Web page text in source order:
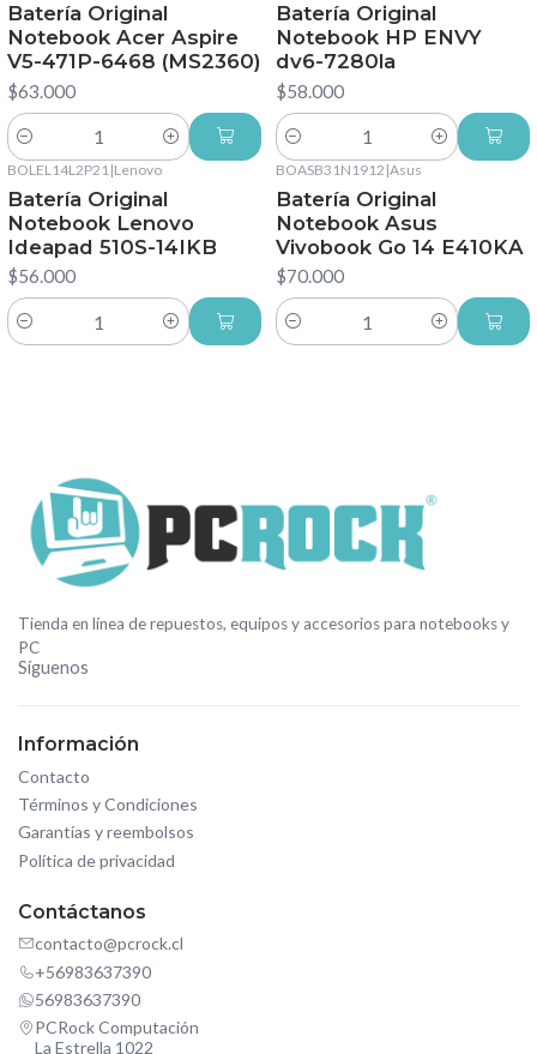
Batería Original
Notebook Acer Aspire
V5-471P-6468 (MS2360)
$63.000
Cantidad
Batería Original
Notebook HP ENVY
dv6-7280la
$58.000
Cantidad
BOLEL14L2P21 |Lenovo
Batería Original
Notebook Lenovo
Ideapad 510S-14IKB
$56.000
Cantidad
BOASB31N1912 |Asus
Batería Original
Notebook Asus
Vivobook Go 14 E410KA
$70.000
Cantidad
Tienda en línea de repuestos, equipos y accesorios para notebooks y
PC
Síguenos
Información
Contacto
Términos y Condiciones
Garantías y reembolsos
Política de privacidad
Contáctanos
contacto@pcrock.cl
+56983637390
56983637390
PCRock Computación
La Estrella 1022